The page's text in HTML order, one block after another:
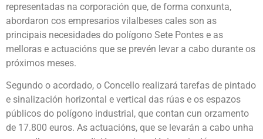
representadas na corporación que, de forma conxunta,
abordaron cos empresarios vilalbeses cales son as
principais necesidades do polígono Sete Pontes e as
melloras e actuacións que se prevén levar a cabo durante os
próximos meses.
Segundo o acordado, o Concello realizará tarefas de pintado
e sinalización horizontal e vertical das rúas e os espazos
públicos do polígono industrial, que contan cun orzamento
de 17.800 euros. As actuacións, que se levarán a cabo unha